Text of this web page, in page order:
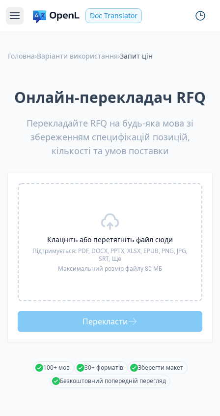
Doc Translator
Головна›Варіанти використання›Запит цін
Онлайн-перекладач RFQ
Перекладайте RFQ на будь-яка мова зі
збереженням специфікацій позицій,
кількості та умов поставки
Клацніть або перетягніть файл сюди
Підтримується: PDF, DOCX, PPTX, XLSX, EPUB, PNG, JPG,
SRT, Ще
Максимальний розмір файлу 80 МБ
Перекласти
100+ мов 30+ форматів
Зберегти макет
Безкоштовний попередній перегляд